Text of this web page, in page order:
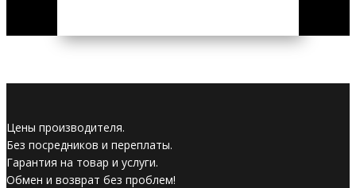
Цены производителя.
Без посредников и переплаты.
Гарантия на товар и услуги.
Обмен и возврат без проблем!